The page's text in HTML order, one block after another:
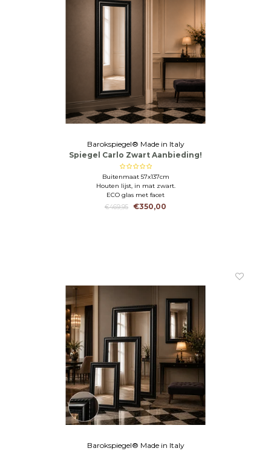
Barokspiegel® Made in Italy
Spiegel Carlo Zwart Aanbieding!
Buitenmaat 57x137cm
Houten lijst, in mat zwart.
ECO glas met facet
€469,95
€350,00
Barokspiegel® Made in Italy